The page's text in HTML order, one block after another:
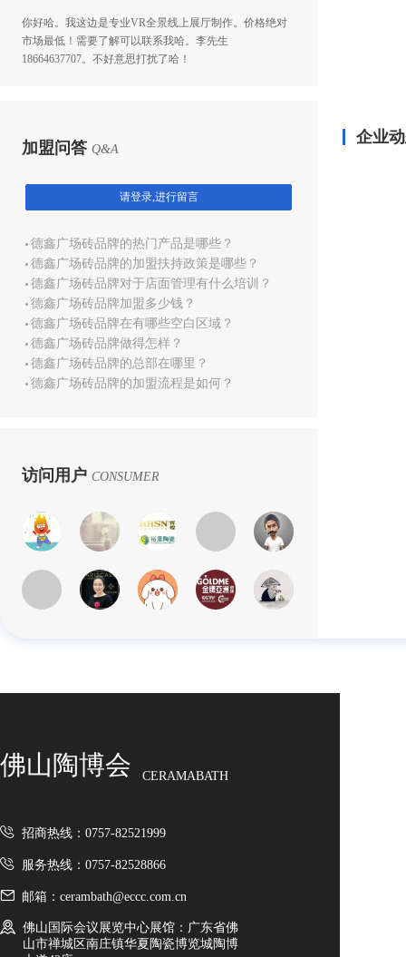
你好哈。我这边是专业VR全景线上展厅制作。价格绝对
市场最低！需要了解可以联系我哈。李先生
18664637707。不好意思打扰了哈！
加盟问答 Q&A
请登录,进行留言
德鑫广场砖品牌的热门产品是哪些？
德鑫广场砖品牌的加盟扶持政策是哪些？
德鑫广场砖品牌对于店面管理有什么培训？
德鑫广场砖品牌加盟多少钱？
德鑫广场砖品牌在有哪些空白区域？
德鑫广场砖品牌做得怎样？
德鑫广场砖品牌的总部在哪里？
德鑫广场砖品牌的加盟流程是如何？
访问用户 CONSUMER
企业
佛山陶博会 CERAMABATH
招商热线：0757-82521999
服务热线：0757-82528866
邮箱：cerambath@eccc.com.cn
佛山国际会议展览中心展馆：广东省佛
山市禅城区南庄镇华夏陶瓷博览城陶博